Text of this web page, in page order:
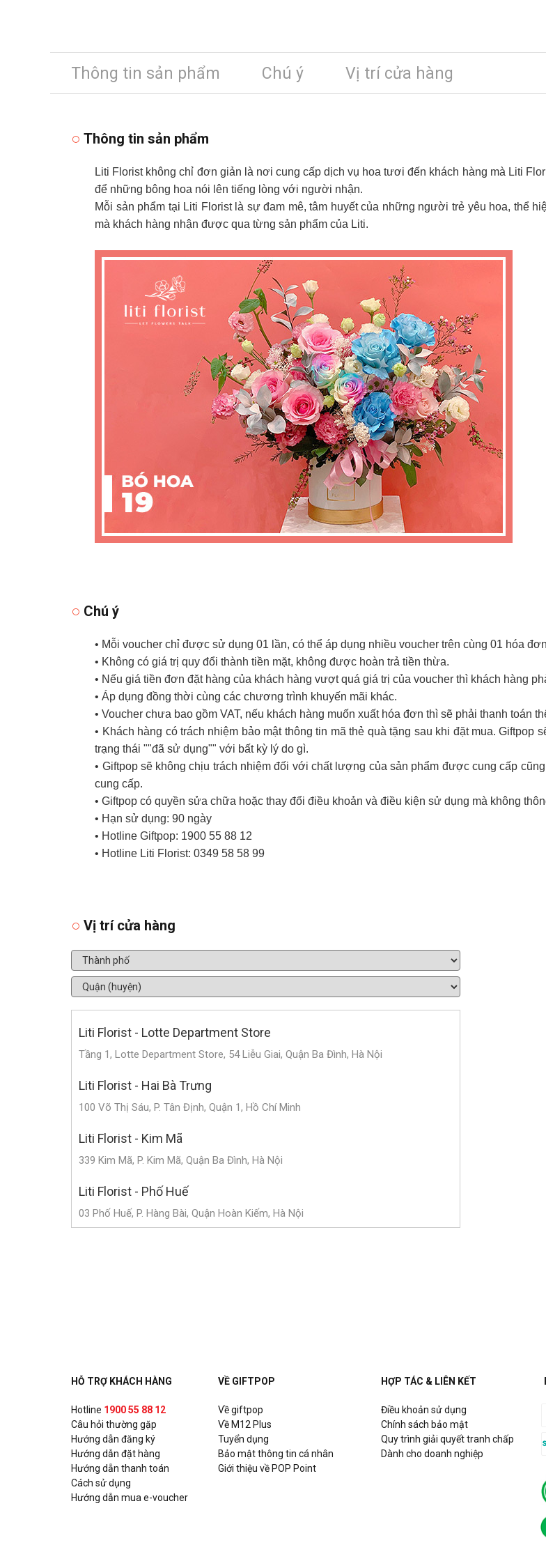
Thông tin sản phẩm Chú ý Vị trí cửa hàng
Thông tin sản phẩm
Liti Florist không chỉ đơn giản là nơi cung cấp dịch vụ hoa tươi đến khách hàng mà Liti
để những bông hoa nói lên tiếng lòng với người nhận.
Mỗi sản phẩm tại Liti Florist là sự đam mê, tâm huyết của những người trẻ yêu hoa, thể
mà khách hàng nhận được qua từng sản phẩm của Liti.
Chú ý
• Mỗi voucher chỉ được sử dụng 01 lần, có thể áp dụng nhiều voucher trên cùng 01 hóa
• Không có giá trị quy đổi thành tiền mặt, không được hoàn trả tiền thừa.
• Nếu giá tiền đơn đặt hàng của khách hàng vượt quá giá trị của voucher thì khách hàng
• Áp dụng đồng thời cùng các chương trình khuyến mãi khác.
• Voucher chưa bao gồm VAT, nếu khách hàng muốn xuất hóa đơn thì sẽ phải thanh toán
• Khách hàng có trách nhiệm bảo mật thông tin mã thẻ quà tặng sau khi đặt mua. Giftpop
trạng thái ""đã sử dụng"" với bất kỳ lý do gì.
• Giftpop sẽ không chịu trách nhiệm đối với chất lượng của sản phẩm được cung cấp
cung cấp.
• Giftpop có quyền sửa chữa hoặc thay đổi điều khoản và điều kiện sử dụng mà không
• Hạn sử dụng: 90 ngày
• Hotline Giftpop: 1900 55 88 12
• Hotline Liti Florist: 0349 58 58 99
Vị trí cửa hàng
Liti Florist - Lotte Department Store
Tầng 1, Lotte Department Store, 54 Liễu Giai, Quận Ba Đình, Hà Nội
Liti Florist - Hai Bà Trưng
100 Võ Thị Sáu, P. Tân Định, Quận 1, Hồ Chí Minh
Liti Florist - Kim Mã
339 Kim Mã, P. Kim Mã, Quận Ba Đình, Hà Nội
Liti Florist - Phố Huế
03 Phố Huế, P. Hàng Bài, Quận Hoàn Kiếm, Hà Nội
HỖ TRỢ KHÁCH HÀNG
Hotline 1900 55 88 12
Câu hỏi thường gặp
Hướng dẫn đăng ký
Hướng dẫn đặt hàng
Hướng dẫn thanh toán
Cách sử dụng
Hướng dẫn mua e-voucher
VỀ GIFTPOP
Về giftpop
Về M12 Plus
Tuyển dụng
Bảo mật thông tin cá nhân
Giới thiệu về POP Point
HỢP TÁC & LIÊN KẾT
Điều khoản sử dụng
Chính sách bảo mật
Quy trình giải quyết tranh chấp
Dành cho doanh nghiệp